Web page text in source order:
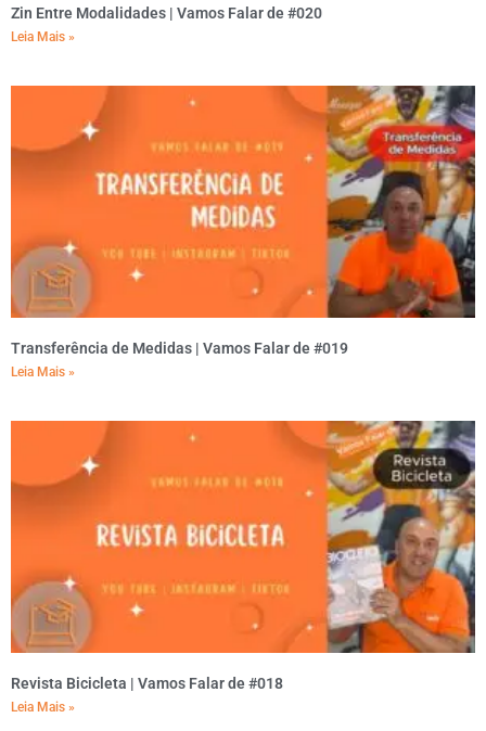
Zin Entre Modalidades | Vamos Falar de #020
Leia Mais »
Transferência de Medidas | Vamos Falar de #019
Leia Mais »
Revista Bicicleta | Vamos Falar de #018
Leia Mais »